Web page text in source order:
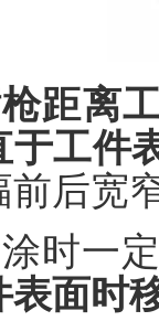
距离
于工件
前后宽
时一
表面时